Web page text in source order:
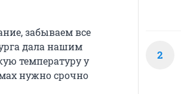
забываем все
дала нашим
температуру у
нужно срочно
2